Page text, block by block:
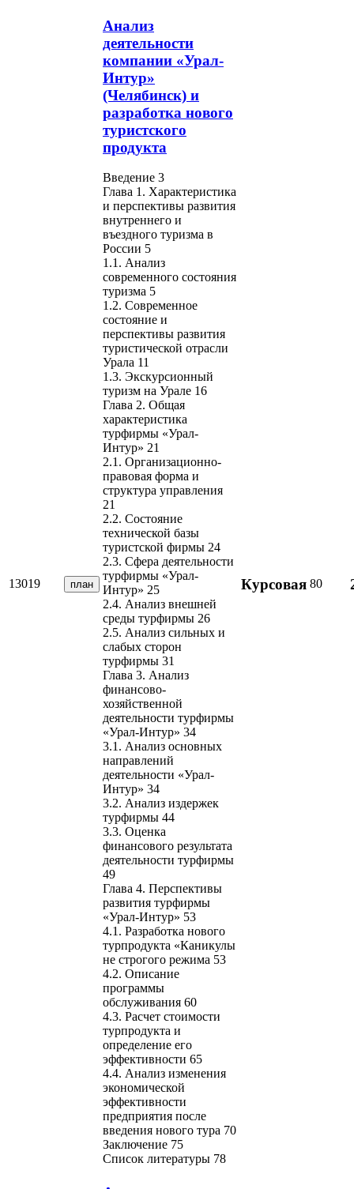
13019 план
Анализ
деятельности
компании «Урал-
Интур»
(Челябинск) и
разработка нового
туристского
продукта
Введение 3
Глава 1. Характеристика
и перспективы развития
внутреннего и
въездного туризма в
России 5
1.1. Анализ
современного состояния
туризма 5
1.2. Современное
состояние и
перспективы развития
туристической отрасли
Урала 11
1.3. Экскурсионный
туризм на Урале 16
Глава 2. Общая
характеристика
турфирмы «Урал-
Интур» 21
2.1. Организационно-
правовая форма и
структура управления
21
2.2. Состояние
технической базы
туристской фирмы 24
2.3. Сфера деятельности
турфирмы «Урал-
Интур» 25
2.4. Анализ внешней
среды турфирмы 26
2.5. Анализ сильных и
слабых сторон
турфирмы 31
Глава 3. Анализ
финансово-
хозяйственной
деятельности турфирмы
«Урал-Интур» 34
3.1. Анализ основных
направлений
деятельности «Урал-
Интур» 34
3.2. Анализ издержек
турфирмы 44
3.3. Оценка
финансового результата
деятельности турфирмы
49
Глава 4. Перспективы
развития турфирмы
«Урал-Интур» 53
4.1. Разработка нового
турпродукта «Каникулы
не строгого режима 53
4.2. Описание
программы
обслуживания 60
4.3. Расчет стоимости
турпродукта и
определение его
эффективности 65
4.4. Анализ изменения
экономической
эффективности
предприятия после
введения нового тура 70
Заключение 75
Список литературы 78
Курсовая 80